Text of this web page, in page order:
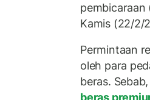
pembicaraan
Kamis (22/2/
Permintaan
oleh para
beras.
beras